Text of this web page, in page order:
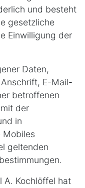
und besteht
gesetzliche
Einwilligung der
Daten,
E-Mail-
betroffenen
der
in
Mobiles
geltenden
A. Kochlöffel hat